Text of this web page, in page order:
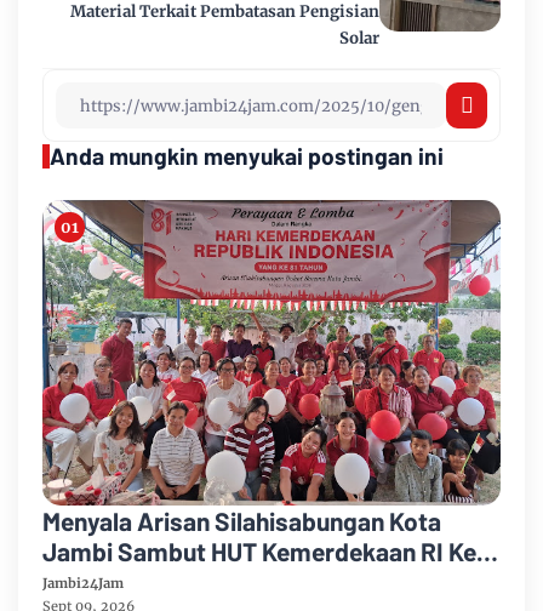
Material Terkait Pembatasan Pengisian
Solar
Anda mungkin menyukai postingan ini
Menyala Arisan Silahisabungan Kota
Jambi Sambut HUT Kemerdekaan RI Ke
81 Gelar Berbagai Kegiatan
Jambi24Jam
Sept 09, 2026